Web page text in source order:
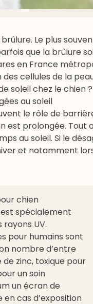
Le plus
que la brûlure
en France
cellules de la
soleil chez le chien ?
au soleil
le rôle de
est prolongée. Tout
au soleil. Si le
et notamment
chien
spécialement
UV.
pour humains sont
nombre d’entre
zinc, toxique pour
un soin
un écran de
en cas d’exposition